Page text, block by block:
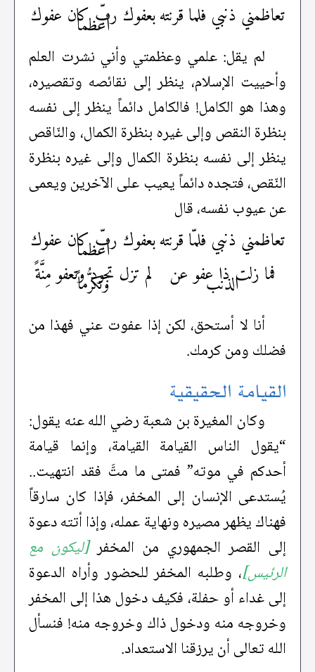
تعاظمني ذنبي فلما قرنتهبعفوك ربّ كان عفوك
أعظما
لم يقل: علمي وعظمتي وأني نشرت العلم
وأحييت الإسلام، ينظر إلى نقائصه وتقصيره،
وهذا هو الكامل! فالكامل دائماً ينظر إلى نفسه
بنظرة النقص وإلى غيره بنظرة الكمال، والنّاقص
ينظر إلى نفسه بنظرة الكمال وإلى غيره بنظرة
النّقص، فتجده دائماً يعيب على الآخرين ويعمى
عن عيوب نفسه، قال
تعاظمني ذنبي فلمّا قرنتهبعفوك ربّ كان عفوك
أعظما
فما زلت ذا عفو عن
الذنب لم تزل تجود وتعفو مِنَّةً
وتكرُّماً
أنا لا أستحق، لكن إذا عفوت عني فهذا من
فضلك ومن كرمك.
القيامة الحقيقية
وكان المغيرة بن شعبة رضي الله عنه يقول:
“يقول الناس القيامة القيامة، وإنما قيامة
أحدكم في موته” فمتى ما متَّ فقد انتهيت..
يُستدعى الإنسان إلى المخفر، فإذا كان سارقاً
فهناك يظهر مصيره ونهاية عمله، وإذا أتته دعوة
إلى القصر الجمهوري من المخفر[ليكون مع
الرئيس]، وطلبه المخفر للحضور وأراه الدعوة
إلى غداء أو حفلة، فكيف دخول هذا إلى المخفر
وخروجه منه ودخول ذاك وخروجه منه! فنسأل
الله تعالى أن يرزقنا الاستعداد.